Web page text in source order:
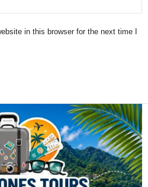
in this browser for the next time I